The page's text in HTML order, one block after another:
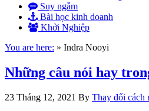
Suy ngẫm
Bài học kinh doanh
Khởi Nghiệp
You are here: » Indra Nooyi
Những câu nói hay
23 Tháng 12, 2021 By Thay đổi cách